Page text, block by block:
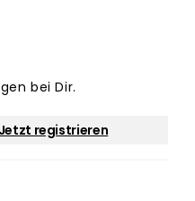
bei Dir.
Jetzt registrieren